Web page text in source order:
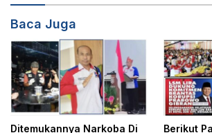
Baca Juga
Ditemukannya Narkoba Di
Berikut